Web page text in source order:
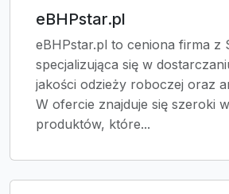
eBHPstar.pl
eBHPstar.pl to ceniona firma z
specjalizująca się w
jakości odzieży roboczej oraz
W ofercie znajduje się szeroki
produktów, które...